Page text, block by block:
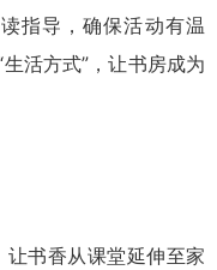
指导，确保活动有温
活方式”，让书房成为
让书香从课堂延伸至家